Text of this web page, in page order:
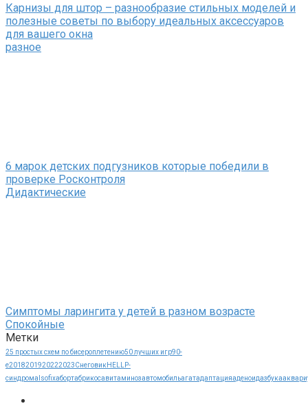
Карнизы для штор – разнообразие стильных моделей и
полезные советы по выбору идеальных аксессуаров
для вашего окна
разное
6 марок детских подгузников которые победили в
проверке Росконтроля
Дидактические
Симптомы ларингита у детей в разном возрасте
Спокойные
Метки
25 простых схем по бисероплетению50 лучших игр90-
е2018201920222023CнеговикHELLP-
синдрома Isofixабортабрикосавитаминозавтомобильагатадаптацияаденоидазбука